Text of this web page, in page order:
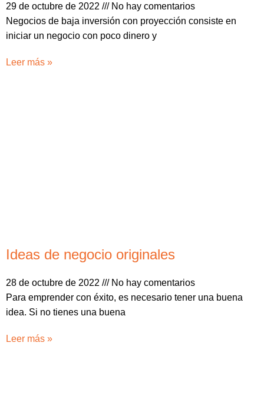
29 de octubre de 2022
No hay comentarios
Negocios de baja inversión con proyección consiste en
iniciar un negocio con poco dinero y
Leer más »
Ideas de negocio originales
28 de octubre de 2022
No hay comentarios
Para emprender con éxito, es necesario tener una buena
idea. Si no tienes una buena
Leer más »